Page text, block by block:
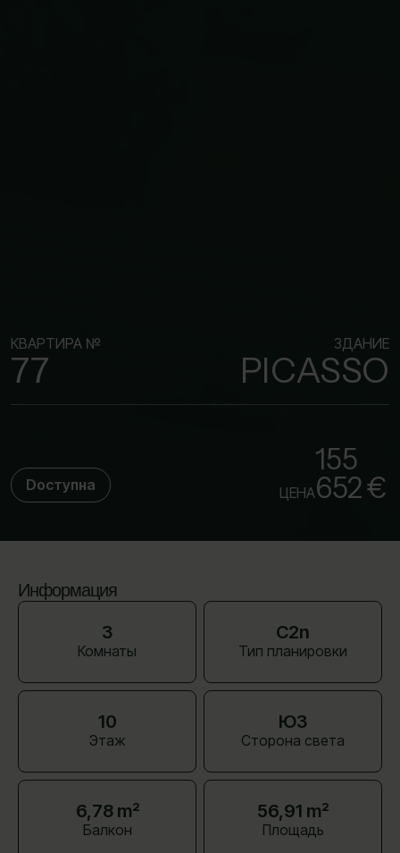
КВАРТИРА №
77
ЗДАНИЕ
PICASSO
Dоступна ЦЕНА
155
652 €
Информация
3
Комнаты
C2n
Тип планировки
10
Этаж
ЮЗ
Сторона света
6,78 m²
Балкон
56,91 m²
Площадь